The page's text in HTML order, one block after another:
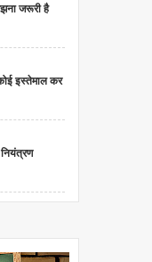
जरूरी है
इस्तेमाल कर